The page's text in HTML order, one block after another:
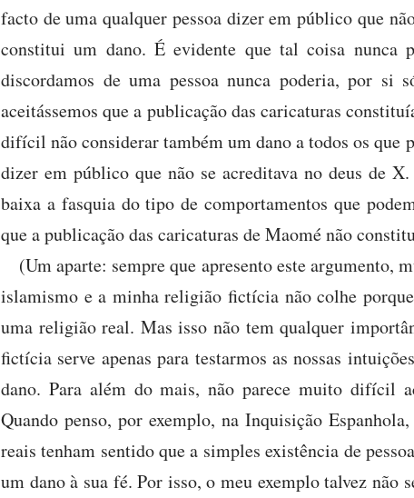
facto de uma qualquer pessoa dizer em público que
constitui um dano. É evidente que tal coisa
discordamos de uma pessoa nunca poderia, por si
aceitássemos que a publicação das caricaturas
difícil não considerar também um dano a todos os que
dizer em público que não se acreditava no deus de
baixa a fasquia do tipo de comportamentos que
que a publicação das caricaturas de Maomé não
(Um aparte: sempre que apresento este argumento,
islamismo e a minha religião fictícia não colhe
uma religião real. Mas isso não tem qualquer
fictícia serve apenas para testarmos as nossas
dano. Para além do mais, não parece muito difícil
Quando penso, por exemplo, na Inquisição
reais tenham sentido que a simples existência de
um dano à sua fé. Por isso, o meu exemplo talvez não